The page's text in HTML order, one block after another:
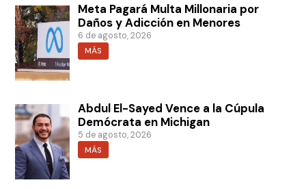
Meta Pagará Multa Millonaria por
Daños y Adicción en Menores
6 de agosto, 2026
MÁS
Abdul El-Sayed Vence a la Cúpula
Demócrata en Michigan
5 de agosto, 2026
MÁS